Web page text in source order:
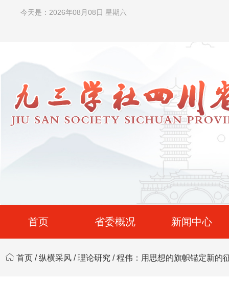
今天是：2026年08月08日 星期六
首页 省委概况 新闻中心
首页 /纵横采风 /理论研究 / 程伟：用思想的旗帜锚定新的